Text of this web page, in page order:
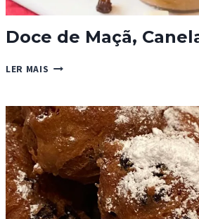
Doce de Maçã,
LER MAIS DOCE
CANELA
E
SULTANAS